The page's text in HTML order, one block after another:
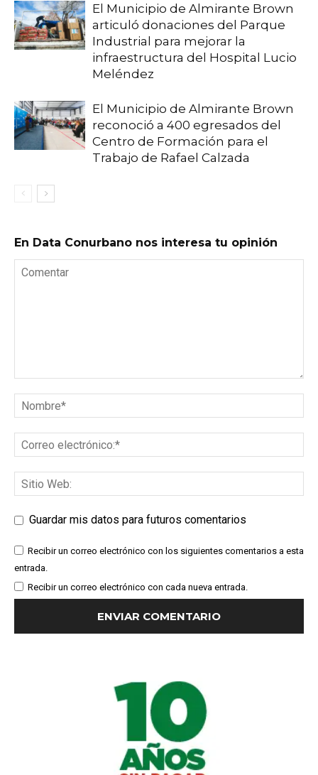
El Municipio de Almirante Brown
articuló donaciones del Parque
Industrial para mejorar la
infraestructura del Hospital Lucio
Meléndez
El Municipio de Almirante Brown
reconoció a 400 egresados del
Centro de Formación para el
Trabajo de Rafael Calzada
En Data Conurbano nos interesa tu opinión
Guardar mis datos para futuros comentarios
Recibir un correo electrónico con los siguientes comentarios a esta
entrada.
Recibir un correo electrónico con cada nueva entrada.